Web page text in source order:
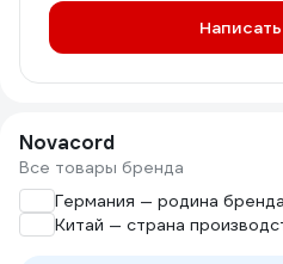
Novacord
Все товары бренда
Германия — родина бренда
Китай — страна